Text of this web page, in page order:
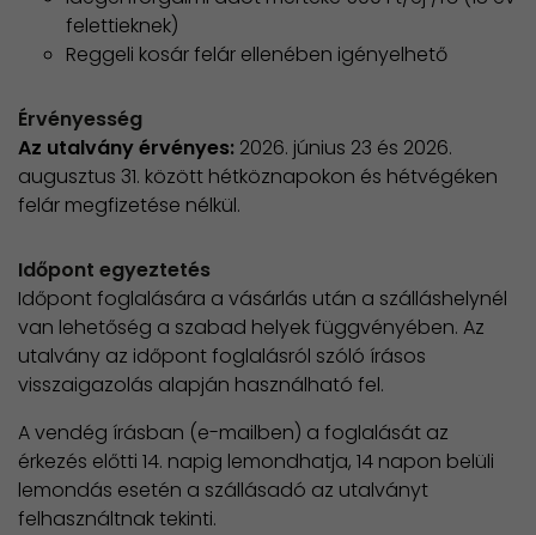
felettieknek)
Reggeli kosár felár ellenében igényelhető
Érvényesség
Az utalvány érvényes: 2026. június 23 és 2026.
augusztus 31. között hétköznapokon és hétvégéken
felár megfizetése nélkül.
Időpont egyeztetés
Időpont foglalására a vásárlás után a szálláshelynél
van lehetőség a szabad helyek függvényében. Az
utalvány az időpont foglalásról szóló írásos
visszaigazolás alapján használható fel.
A vendég írásban (e-mailben) a foglalását az
érkezés előtti 14. napig lemondhatja, 14 napon belüli
lemondás esetén a szállásadó az utalványt
felhasználtnak tekinti.